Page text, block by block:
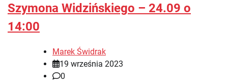
Szymona Widzińskiego – 24.09 o
14:00
Marek Świdrak
19 września 2023
0